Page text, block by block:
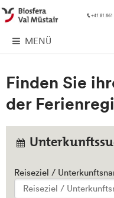
MENÜ
Finden Sie
der
Reiseziel /